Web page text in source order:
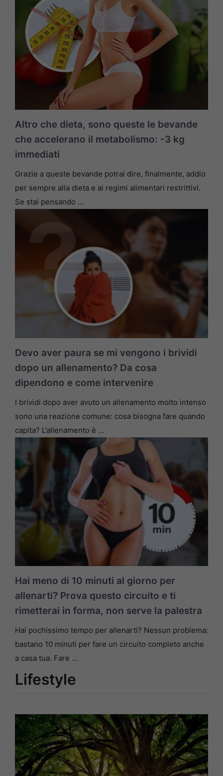
Altro che dieta, sono queste le bevande
che accelerano il metabolismo: -3 kg
immediati
Grazie a queste bevande potrai dire, finalmente, addio
per sempre alla dieta e ai regimi alimentari restrittivi.
Se stai pensando …
Devo aver paura se mi vengono i brividi
dopo un allenamento? Da cosa
dipendono e come intervenire
I brividi dopo aver avuto un allenamento molto intenso
sono una reazione comune: cosa bisogna fare quando
capita? L’allenamento è …
Hai meno di 10 minuti al giorno per
allenarti? Prova questo circuito e ti
rimetterai in forma, non serve la palestra
Hai pochissimo tempo per allenarti? Nessun problema:
bastano 10 minuti per fare un circuito completo anche
a casa tua. Fare …
Lifestyle